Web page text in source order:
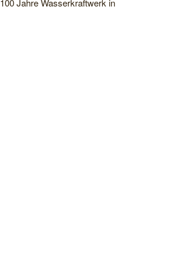
100 Jahre Wasserkraftwerk in